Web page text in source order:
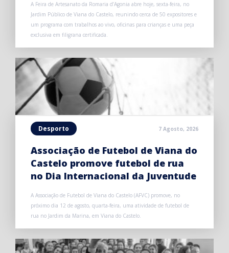
A Feira de Artesanato da Romaria d’Agonia abre hoje, sexta-feira, no
Jardim Público de Viana do Castelo, reunindo cerca de 50 expositores e
um programa com trabalhos ao vivo, oficinas para crianças e uma peça
exclusiva em filigrana certificada.
Desporto 7 Agosto, 2026
Associação de Futebol de Viana do
Castelo promove futebol de rua
no Dia Internacional da Juventude
A Associação de Futebol de Viana do Castelo (AFVC) promove, no
próximo dia 12 de agosto, quarta-feira, uma atividade de futebol de
rua no Jardim da Marina, em Viana do Castelo.